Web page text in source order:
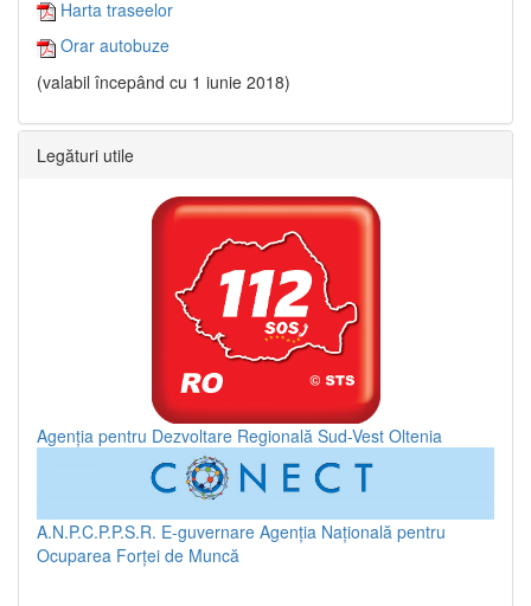
Harta traseelor
Orar autobuze
(valabil începând cu 1 iunie 2018)
Legături utile
Agenția pentru Dezvoltare Regională Sud-Vest Oltenia
A.N.P.C.P.P.S.R. E-guvernare Agenția Națională pentru
Ocuparea Forței de Muncă